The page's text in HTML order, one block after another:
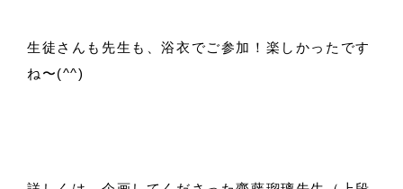
生徒さんも先生も、浴衣でご参加！楽しかったです
ね〜(^^)